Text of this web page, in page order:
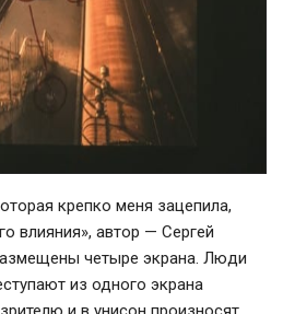
крепко меня зацепила,
влияния», автор — Сергей
четыре экрана. Люди
из одного экрана